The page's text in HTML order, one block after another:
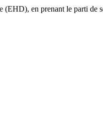
en prenant le parti de